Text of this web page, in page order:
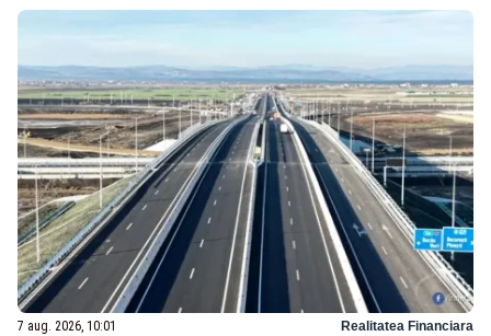
7 aug. 2026, 10:01 Realitatea Financiara